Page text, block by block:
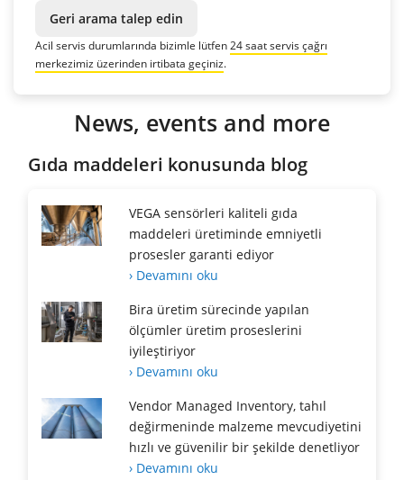
Geri arama talep edin
Acil servis durumlarında bizimle lütfen24 saat servis çağrı
merkezimiz üzerinden irtibata geçiniz.
News, events and more
Gıda maddeleri konusunda blog
VEGA sensörleri kaliteli gıda
maddeleri üretiminde emniyetli
prosesler garanti ediyor
› Devamını oku
Bira üretim sürecinde yapılan
ölçümler üretim proseslerini
iyileştiriyor
› Devamını oku
Vendor Managed Inventory, tahıl
değirmeninde malzeme mevcudiyetini
hızlı ve güvenilir bir şekilde denetliyor
› Devamını oku